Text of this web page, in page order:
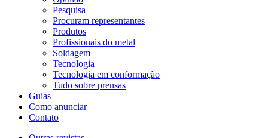
Pesquisa
Procuram representantes
Produtos
Profissionais do metal
Soldagem
Tecnologia
Tecnologia em conformação
Tudo sobre prensas
Guias
Como anunciar
Contato